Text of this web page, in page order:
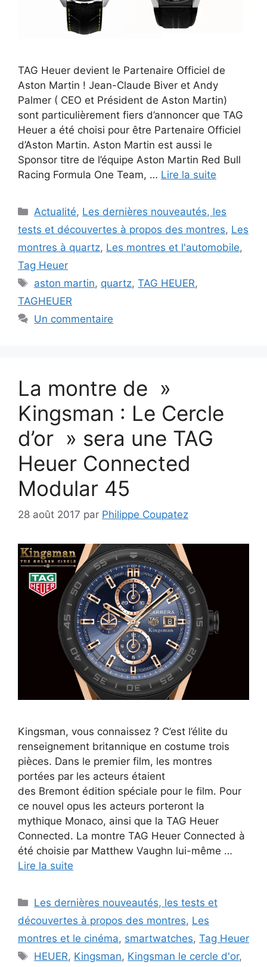
TAG Heuer devient le Partenaire Officiel de
Aston Martin ! Jean-Claude Biver et Andy
Palmer ( CEO et Président de Aston Martin)
sont particulièrement fiers d’annoncer que TAG
Heuer a été choisi pour être Partenaire Officiel
d’Aston Martin. Aston Martin est aussi le
Sponsor titre de l’équipe Aston Martin Red Bull
Racing Formula One Team, … Lire la suite
Catégories
Actualité, Les dernières nouveautés, les
tests et découvertes à propos des montres, Les
montres à quartz, Les montres et l'automobile,
Tag Heuer
Étiquettes
aston martin, quartz,TAG HEUER,
TAGHEUER
Un commentaire
La montre de »
Kingsman : Le Cercle
d’or » sera une TAG
Heuer Connected
Modular 45
28 août 2017 par Philippe Coupatez
Kingsman, vous connaissez ? C’est l’élite du
renseignement britannique en costume trois
pièces. Dans le premier film, les montres
portées par les acteurs étaient
des Bremont édition spéciale pour le film. Pour
ce nouvel opus les acteurs porteront la
mythique Monaco, ainsi que la TAG Heuer
Connected. La montre TAG Heuer Connected à
été choisie par Matthew Vaughn lui-même …
Lire la suite
Catégories
Les dernières nouveautés, les tests et
découvertes à propos des montres, Les
montres et le cinéma, smartwatches, Tag Heuer
Étiquettes
HEUER, Kingsman, Kingsman le cercle d'or,